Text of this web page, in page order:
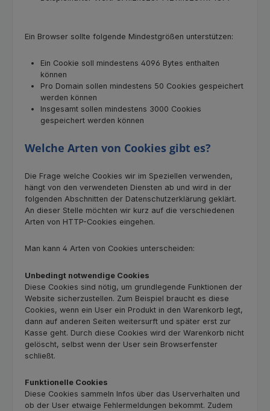
Ein Browser sollte folgende Mindestgrößen unterstützen:
Ein Cookie soll mindestens 4096 Bytes enthalten
können
Pro Domain sollen mindestens 50 Cookies gespeichert
werden können
Insgesamt sollen mindestens 3000 Cookies
gespeichert werden können
Welche Arten von Cookies gibt es?
Die Frage welche Cookies wir im Speziellen verwenden,
hängt von den verwendeten Diensten ab und wird in der
folgenden Abschnitten der Datenschutzerklärung geklärt.
An dieser Stelle möchten wir kurz auf die verschiedenen
Arten von HTTP-Cookies eingehen.
Man kann 4 Arten von Cookies unterscheiden:
Unbedingt notwendige Cookies
Diese Cookies sind nötig, um grundlegende Funktionen der
Website sicherzustellen. Zum Beispiel braucht es diese
Cookies, wenn ein User ein Produkt in den Warenkorb legt,
dann auf anderen Seiten weitersurft und später erst zur
Kasse geht. Durch diese Cookies wird der Warenkorb nicht
gelöscht, selbst wenn der User sein Browserfenster
schließt.
Funktionelle Cookies
Diese Cookies sammeln Infos über das Userverhalten und
ob der User etwaige Fehlermeldungen bekommt. Zudem